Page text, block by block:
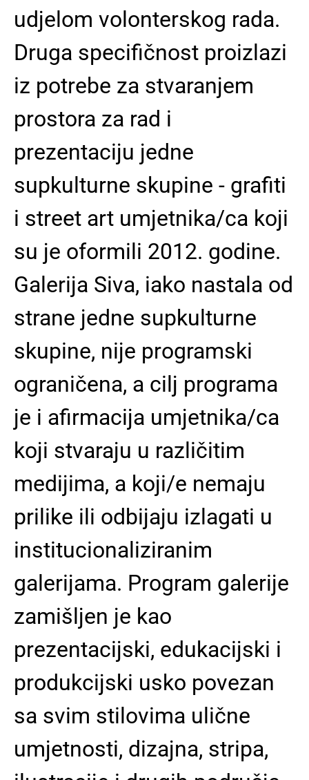
udjelom volonterskog rada.
Druga specifičnost proizlazi
iz potrebe za stvaranjem
prostora za rad i
prezentaciju jedne
supkulturne skupine - grafiti
i street art umjetnika/ca koji
su je oformili 2012. godine.
Galerija Siva, iako nastala od
strane jedne supkulturne
skupine, nije programski
ograničena, a cilj programa
je i afirmacija umjetnika/ca
koji stvaraju u različitim
medijima, a koji/e nemaju
prilike ili odbijaju izlagati u
institucionaliziranim
galerijama. Program galerije
zamišljen je kao
prezentacijski, edukacijski i
produkcijski usko povezan
sa svim stilovima ulične
umjetnosti, dizajna, stripa,